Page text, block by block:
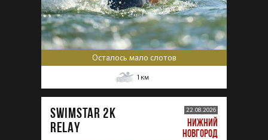
Осталось мало слотов
1 км
SWIMSTAR 2K
RELAY
22.08.2026
НИЖНИЙ
НОВГОРОД